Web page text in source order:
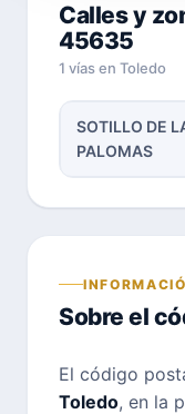
Calles y
45635
1 vías en Toledo
SOTILLO DE
PALOMAS
Sobre el
El código
Toledo, en la